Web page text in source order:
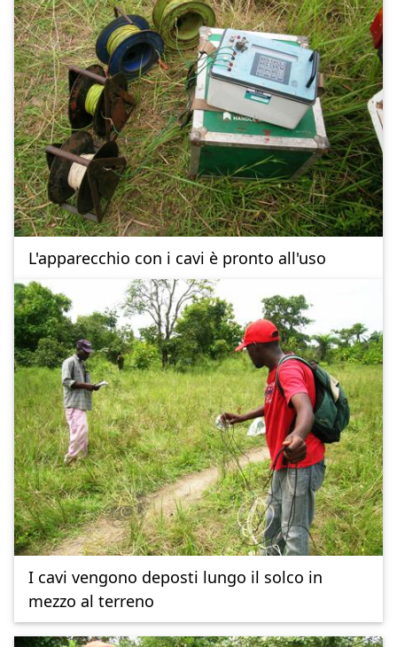
L'apparecchio con i cavi è pronto all'uso
I cavi vengono deposti lungo il solco in
mezzo al terreno